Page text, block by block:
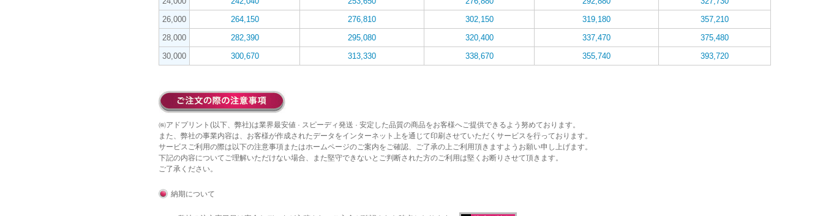
26,000
264,150 276,810 302,150 319,180
357,210
28,000
282,390 295,080 320,400 337,470
375,480
30,000
300,670 313,330 338,670 355,740 393,720
㈱アドプリント(以下、弊社)は業界最安値 · スピーディ発送 · 安定した品質の商品をお客様へご提供できるよう努めております。
また、弊社の事業内容は、お客様が作成されたデータをインターネット上を通じて印刷させていただくサービスを行っております。
サービスご利用の際は以下の注意事項またはホームページのご案内をご確認、ご了承の上ご利用頂きますようお願い申し上げます。
下記の内容についてご理解いただけない場合、また堅守できないとご判断された方のご利用は堅くお断りさせて頂きます。
ご了承ください。
納期について